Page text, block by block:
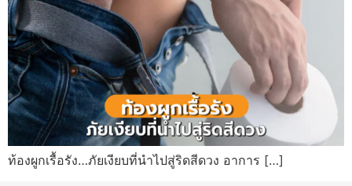
ท้องผูกเรื้อรัง…ภัยเงียบที่นำไปสู่ริดสีดวง อาการ […]